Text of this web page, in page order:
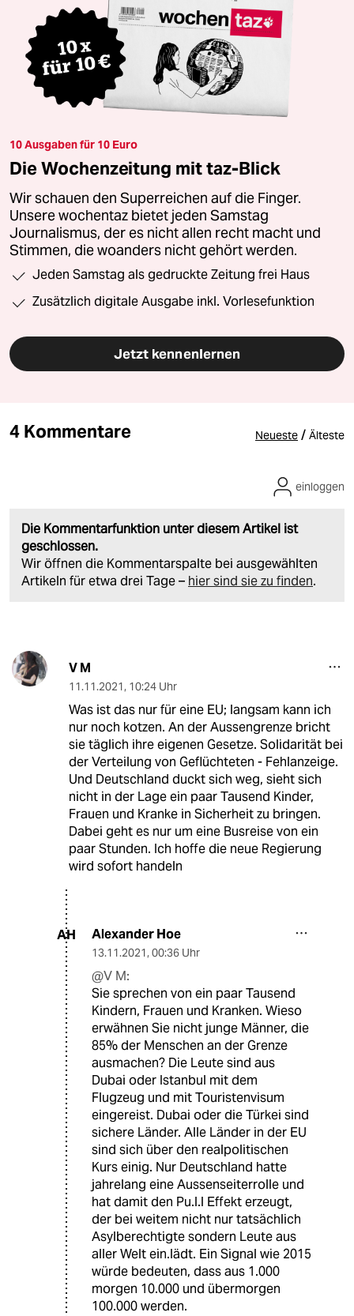
10 Ausgaben für 10 Euro
Die Wochenzeitung mit taz-Blick
Wir schauen den Superreichen auf die Finger.
Unsere wochentaz bietet jeden Samstag
Journalismus, der es nicht allen recht macht und
Stimmen, die woanders nicht gehört werden.
Jeden Samstag als gedruckte Zeitung frei Haus
Zusätzlich digitale Ausgabe inkl. Vorlesefunktion
Jetzt kennenlernen
4 Kommentare Neueste / Älteste
Die Kommentarfunktion unter diesem Artikel ist
geschlossen.
Wir öffnen die Kommentarspalte bei ausgewählten
Artikeln für etwa drei Tage – hier sind sie zu finden.
einloggen
V M
11.11.2021, 10:24 Uhr
Was ist das nur für eine EU; langsam kann ich
nur noch kotzen. An der Aussengrenze bricht
sie täglich ihre eigenen Gesetze. Solidarität bei
der Verteilung von Geflüchteten - Fehlanzeige.
Und Deutschland duckt sich weg, sieht sich
nicht in der Lage ein paar Tausend Kinder,
Frauen und Kranke in Sicherheit zu bringen.
Dabei geht es nur um eine Busreise von ein
paar Stunden. Ich hoffe die neue Regierung
wird sofort handeln
AH Alexander Hoe
13.11.2021, 00:36 Uhr
@V M:
Sie sprechen von ein paar Tausend
Kindern, Frauen und Kranken. Wieso
erwähnen Sie nicht junge Männer, die
85% der Menschen an der Grenze
ausmachen? Die Leute sind aus
Dubai oder Istanbul mit dem
Flugzeug und mit Touristenvisum
eingereist. Dubai oder die Türkei sind
sichere Länder. Alle Länder in der EU
sind sich über den realpolitischen
Kurs einig. Nur Deutschland hatte
jahrelang eine Aussenseiterrolle und
hat damit den Pu.l.l Effekt erzeugt,
der bei weitem nicht nur tatsächlich
Asylberechtigte sondern Leute aus
aller Welt ein.lädt. Ein Signal wie 2015
würde bedeuten, dass aus 1.000
morgen 10.000 und übermorgen
100.000 werden.